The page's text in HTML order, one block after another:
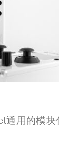
通用的模块